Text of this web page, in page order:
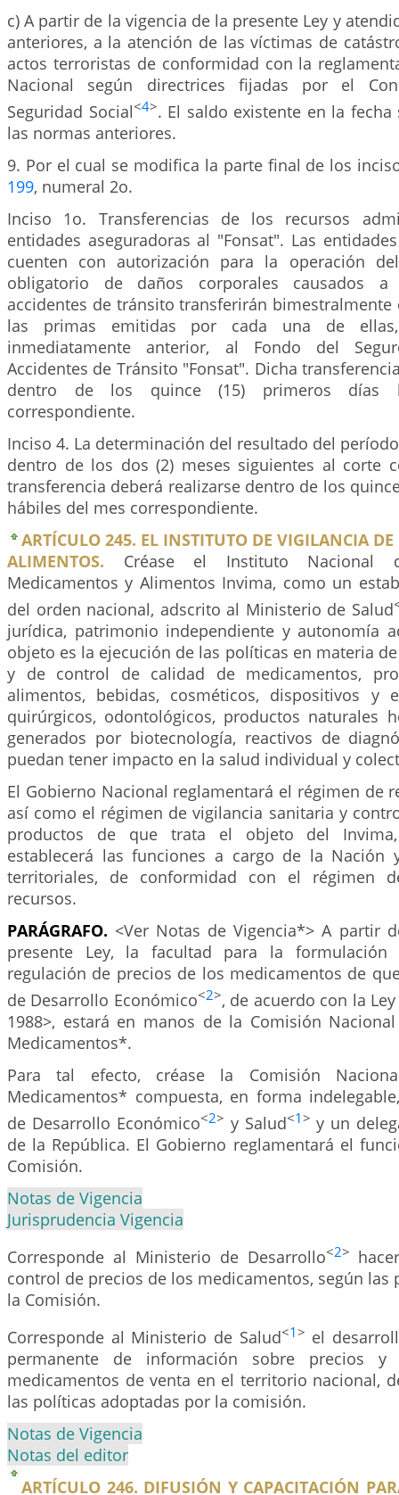
c) A partir de la vigencia de la presente Ley y
anteriores, a la atención de las víctimas de
actos terroristas de conformidad con la
Nacional según directrices fijadas por el
Seguridad Social<4>. El saldo existente en la fecha
las normas anteriores.
9. Por el cual se modifica la parte final de los
199, numeral 2o.
Inciso 1o. Transferencias de los recursos
entidades aseguradoras al "Fonsat". Las
cuenten con autorización para la operación
obligatorio de daños corporales causados
accidentes de tránsito transferirán bimestralmente
las primas emitidas por cada una de
inmediatamente anterior, al Fondo del
Accidentes de Tránsito "Fonsat". Dicha
dentro de los quince (15) primeros días
correspondiente.
Inciso 4. La determinación del resultado del
dentro de los dos (2) meses siguientes al corte
transferencia deberá realizarse dentro de los
hábiles del mes correspondiente.
ARTÍCULO 245. EL INSTITUTO DE VIGILANCIA
ALIMENTOS. Créase el Instituto Nacional
Medicamentos y Alimentos Invima, como un
del orden nacional, adscrito al Ministerio de Salud
jurídica, patrimonio independiente y autonomía
objeto es la ejecución de las políticas en materia
y de control de calidad de medicamentos,
alimentos, bebidas, cosméticos, dispositivos y
quirúrgicos, odontológicos, productos naturales
generados por biotecnología, reactivos de
puedan tener impacto en la salud individual y
El Gobierno Nacional reglamentará el régimen de
así como el régimen de vigilancia sanitaria y
productos de que trata el objeto del
establecerá las funciones a cargo de la Nación
territoriales, de conformidad con el régimen
recursos.
PARÁGRAFO. <Ver Notas de Vigencia*> A partir
presente Ley, la facultad para la
regulación de precios de los medicamentos de
de Desarrollo Económico<2>, de acuerdo con la
1988>, estará en manos de la Comisión
Medicamentos*.
Para tal efecto, créase la Comisión
Medicamentos* compuesta, en forma
de Desarrollo Económico<2> y Salud<1> y un
de la República. El Gobierno reglamentará el
Comisión.
Notas de Vigencia
Jurisprudencia Vigencia
Corresponde al Ministerio de Desarrollo<2>
control de precios de los medicamentos, según las
la Comisión.
Corresponde al Ministerio de Salud<1> el
permanente de información sobre precios
medicamentos de venta en el territorio nacional,
las políticas adoptadas por la comisión.
Notas de Vigencia
Notas del editor
ARTÍCULO 246. DIFUSIÓN Y CAPACITACIÓN